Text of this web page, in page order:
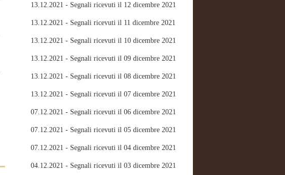
13.12.2021 - Segnali ricevuti il 12 dicembre 2021
13.12.2021 - Segnali ricevuti il 11 dicembre 2021
13.12.2021 - Segnali ricevuti il 10 dicembre 2021
13.12.2021 - Segnali ricevuti il 09 dicembre 2021
13.12.2021 - Segnali ricevuti il 08 dicembre 2021
13.12.2021 - Segnali ricevuti il 07 dicembre 2021
07.12.2021 - Segnali ricevuti il 06 dicembre 2021
07.12.2021 - Segnali ricevuti il 05 dicembre 2021
07.12.2021 - Segnali ricevuti il 04 dicembre 2021
04.12.2021 - Segnali ricevuti il 03 dicembre 2021